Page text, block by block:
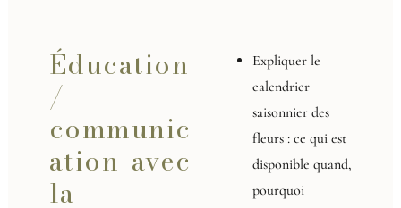
Éducation
/
communic
ation avec
la
Expliquer le
calendrier
saisonnier des
fleurs : ce qui est
disponible quand,
pourquoi